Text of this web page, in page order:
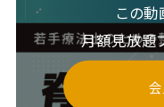
この動
月額見放題